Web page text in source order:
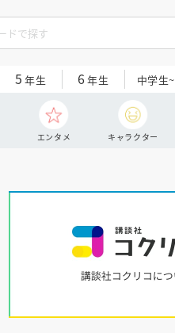
5 年生 6年生 中学生~
エンタメ キャラクター